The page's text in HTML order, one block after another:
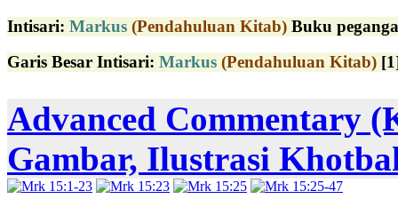
Intisari: Markus (Pendahuluan Kitab) Buku
Garis Besar Intisari: Markus (Pendahuluan Kitab)
Advanced Commentary
Gambar, Ilustrasi